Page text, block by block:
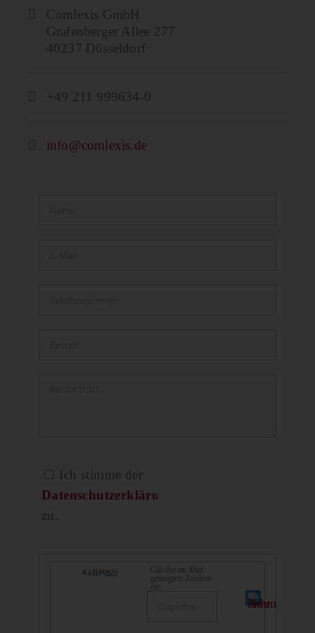
Comlexis GmbH
Grafenberger Allee 277
40237 Düsseldorf
+49 211 999634-0
info@comlexis.de
Ich stimme der
Datenschutzerklärung
zu.
Gib die im Bild
gezeigten Zeichen
ein: